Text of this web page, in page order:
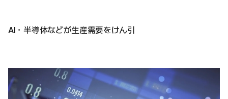
AI・半導体などが生産需要をけん引